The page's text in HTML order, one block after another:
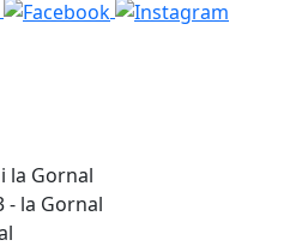
la Gornal
- la Gornal